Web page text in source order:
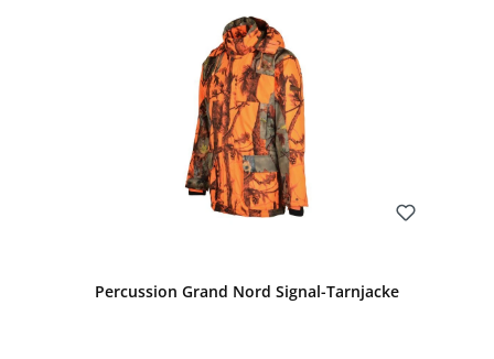
Percussion Grand Nord Signal-Tarnjacke